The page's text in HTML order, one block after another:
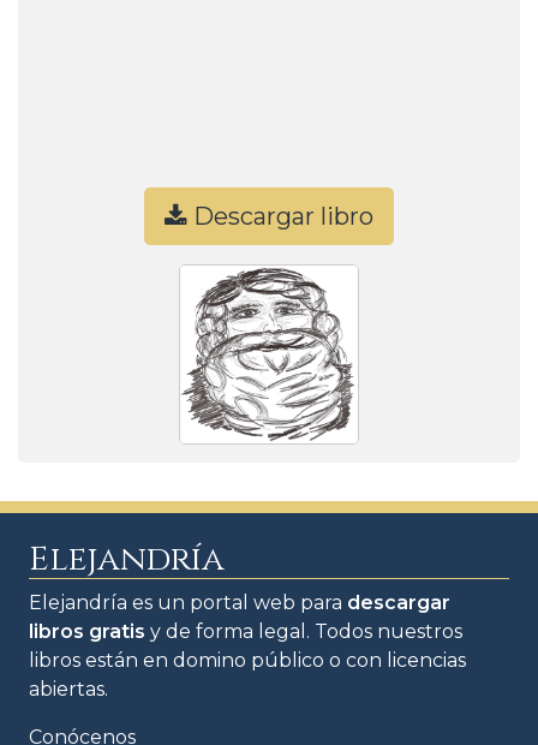
Descargar libro
Elejandría
Elejandría es un portal web para descargar
libros gratis y de forma legal. Todos nuestros
libros están en domino público o con licencias
abiertas.
Conócenos